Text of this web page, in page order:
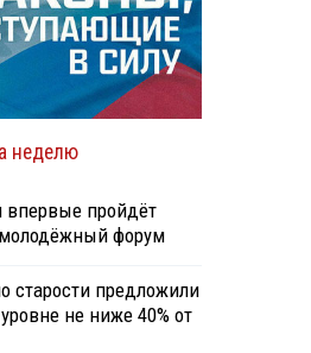
неделю
впервые пройдёт
форум
старости предложили
не ниже 40% от